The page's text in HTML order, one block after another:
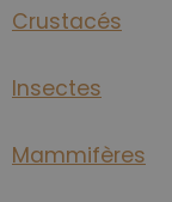
Crustacés
Insectes
Mammifères